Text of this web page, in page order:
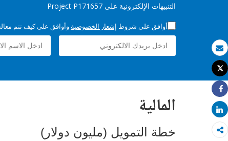
بريد الكتروني
طباعة
Tweet
Share
Share
التنبيهات الإلكترونية على Project P171657
أوافق على شروط إشعار الخصوصية وأوافق على كيف تتم
المالية
خطة التمويل (مليون دولار)